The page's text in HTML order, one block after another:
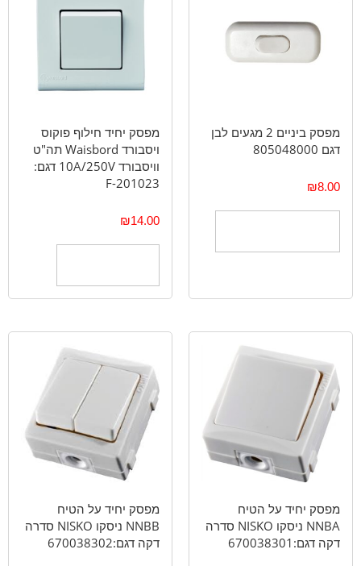
מפסק ביניים 2 מגעים לבן
דגם 805048000
₪8.00
מפסק יחיד חילוף פוקוס
ויסבורד Waisbord תה"ט
וויסבורד 10A/250V דגם:
F-201023
₪14.00
מפסק יחיד על הטיח
NNBA ניסקו NISKO סדרה
דקה דגם:670038301
מפסק יחיד על הטיח
NNBB ניסקו NISKO סדרה
דקה דגם:670038302